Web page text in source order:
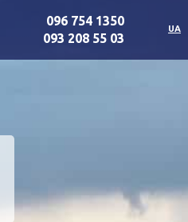
096 754 1350
093 208 55 03
UA